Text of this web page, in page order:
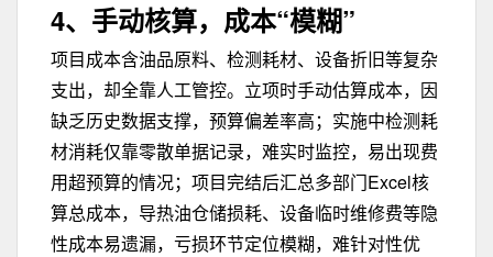
4、手动核算，成本“模糊”
项目成本含油品原料、检测耗材、设备折旧等复杂
支出，却全靠人工管控。立项时手动估算成本，因
缺乏历史数据支撑，预算偏差率高；实施中检测耗
材消耗仅靠零散单据记录，难实时监控，易出现费
用超预算的情况；项目完结后汇总多部门Excel核
算总成本，导热油仓储损耗、设备临时维修费等隐
性成本易遗漏，亏损环节定位模糊，难针对性优